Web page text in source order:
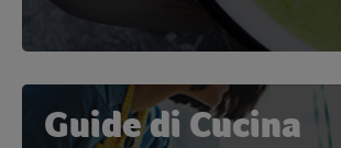
Guide di Cucina